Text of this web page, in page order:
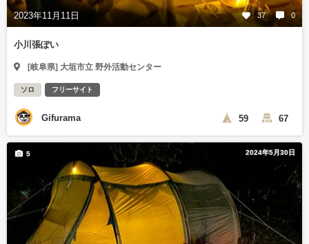
2023年11月11日 37 0
小川張ぽい
[岐阜県] 大垣市立 野外活動センター
ソロ フリーサイト
Gifurama 59 67
2024年5月30日
5